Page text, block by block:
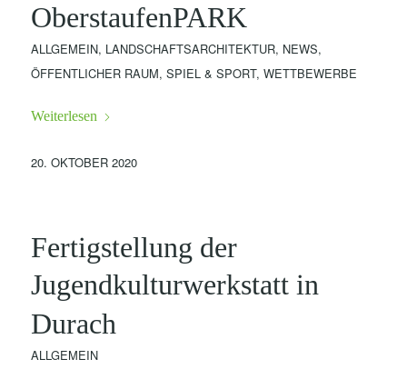
OberstaufenPARK
ALLGEMEIN, LANDSCHAFTSARCHITEKTUR, NEWS,
ÖFFENTLICHER RAUM, SPIEL & SPORT, WETTBEWERBE
Weiterlesen
20. OKTOBER 2020
Fertigstellung der
Jugendkulturwerkstatt in
Durach
ALLGEMEIN